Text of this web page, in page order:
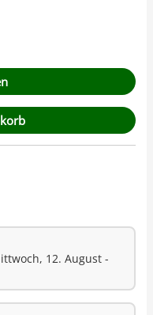
12. August -